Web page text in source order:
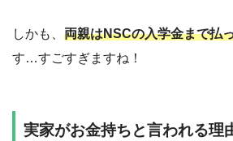
しかも、 両親はNSCの入学金まで払
す…すごすぎますね！
実家がお金持ちと言われる